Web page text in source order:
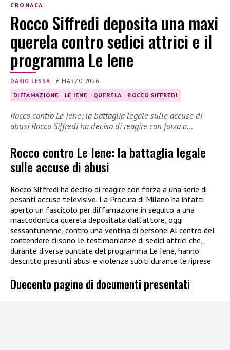
CRONACA
Rocco Siffredi deposita una maxi
querela contro sedici attrici e il
programma Le Iene
DARIO LESSA | 6 MARZO 2026
DIFFAMAZIONE LE IENE QUERELA ROCCO SIFFREDI
Rocco contro Le Iene: la battaglia legale sulle accuse di
abusi Rocco Siffredi ha deciso di reagire con forza a…
Rocco contro Le Iene: la battaglia legale
sulle accuse di abusi
Rocco Siffredi ha deciso di reagire con forza a una serie di
pesanti accuse televisive. La Procura di Milano ha infatti
aperto un fascicolo per diffamazione in seguito a una
mastodontica querela depositata dall’attore, oggi
sessantunenne, contro una ventina di persone. Al centro del
contendere ci sono le testimonianze di sedici attrici che,
durante diverse puntate del programma Le Iene, hanno
descritto presunti abusi e violenze subiti durante le riprese.
Duecento pagine di documenti presentati